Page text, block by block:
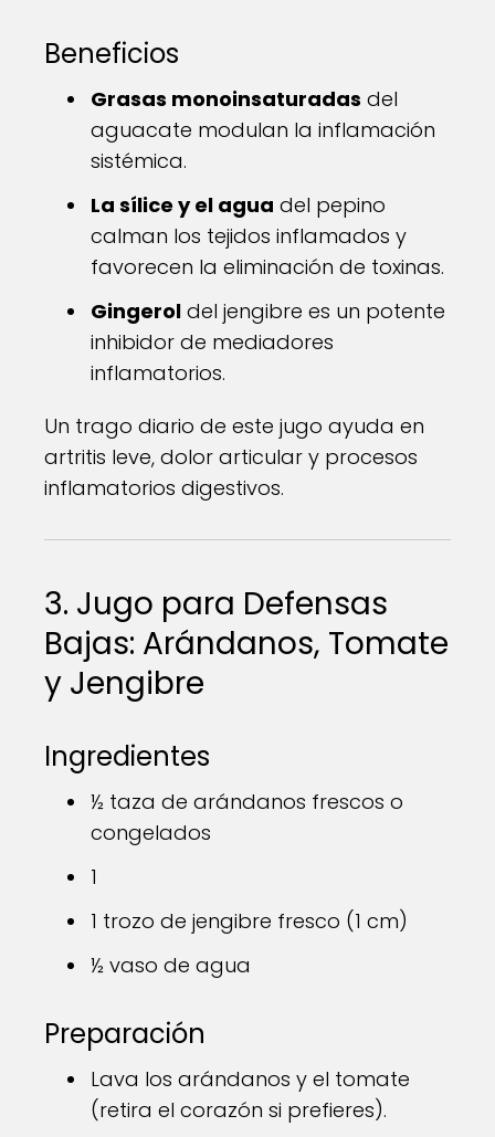
Beneficios
Grasas monoinsaturadas del
aguacate modulan la inflamación
sistémica.
La sílice y el agua del pepino
calman los tejidos inflamados y
favorecen la eliminación de toxinas.
Gingerol del jengibre es un potente
inhibidor de mediadores
inflamatorios.
Un trago diario de este jugo ayuda en
artritis leve, dolor articular y procesos
inflamatorios digestivos.
3. Jugo para Defensas
Bajas: Arándanos, Tomate
y Jengibre
Ingredientes
½ taza de arándanos frescos o
congelados
1
1 trozo de jengibre fresco (1 cm)
½ vaso de agua
Preparación
Lava los arándanos y el tomate
(retira el corazón si prefieres).